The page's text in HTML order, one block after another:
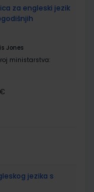
za engleski jezik
Jones
ministarstva:
jezika s